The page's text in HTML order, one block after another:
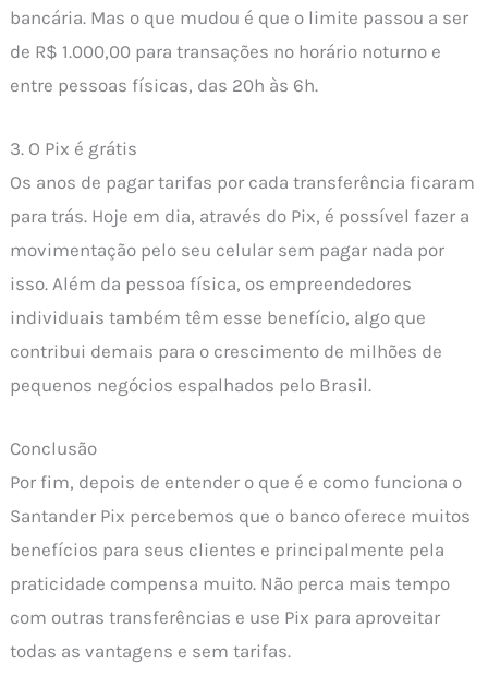
bancária. Mas o que mudou é que o limite passou a ser
de R$ 1.000,00 para transações no horário noturno e
entre pessoas físicas, das 20h às 6h.
3. O Pix é grátis
Os anos de pagar tarifas por cada transferência ficaram
para trás. Hoje em dia, através do Pix, é possível fazer a
movimentação pelo seu celular sem pagar nada por
isso. Além da pessoa física, os empreendedores
individuais também têm esse benefício, algo que
contribui demais para o crescimento de milhões de
pequenos negócios espalhados pelo Brasil.
Conclusão
Por fim, depois de entender o que é e como funciona o
Santander Pix percebemos que o banco oferece muitos
benefícios para seus clientes e principalmente pela
praticidade compensa muito. Não perca mais tempo
com outras transferências e use Pix para aproveitar
todas as vantagens e sem tarifas.